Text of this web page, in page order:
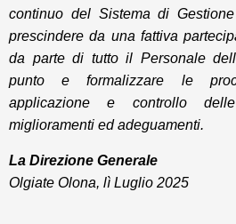
continuo del Sistema di
prescindere da una fattiva
da parte di tutto il Personale
punto e formalizzare le
applicazione e controllo
miglioramenti ed adeguamenti.
La Direzione Generale
Olgiate Olona, lì Luglio 2025